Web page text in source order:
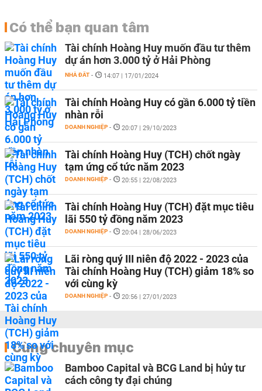
Có thể bạn quan tâm
Tài chính Hoàng Huy muốn đầu tư thêm
dự án hơn 3.000 tỷ ở Hải Phòng
NHÀ ĐẤT - 14:07 | 17/01/2024
Tài chính Hoàng Huy có gần 6.000 tỷ tiền
nhàn rỗi
DOANH NGHIỆP - 20:07 | 29/10/2023
Tài chính Hoàng Huy (TCH) chốt ngày
tạm ứng cổ tức năm 2023
DOANH NGHIỆP - 20:55 | 22/08/2023
Tài chính Hoàng Huy (TCH) đặt mục tiêu
lãi 550 tỷ đồng năm 2023
DOANH NGHIỆP - 20:04 | 28/06/2023
Lãi ròng quý III niên độ 2022 - 2023 của
Tài chính Hoàng Huy (TCH) giảm 18% so
với cùng kỳ
DOANH NGHIỆP - 20:56 | 27/01/2023
Cùng chuyên mục
Bamboo Capital và BCG Land bị hủy tư
cách công ty đại chúng